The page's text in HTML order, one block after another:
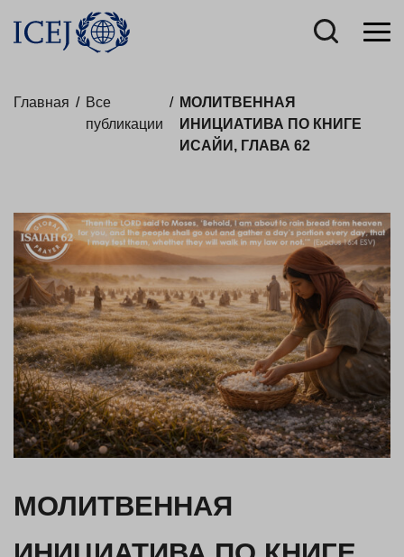
Главная / Все
публикации
/ МОЛИТВЕННАЯ
ИНИЦИАТИВА ПО КНИГЕ
ИСАЙИ, ГЛАВА 62
МОЛИТВЕННАЯ